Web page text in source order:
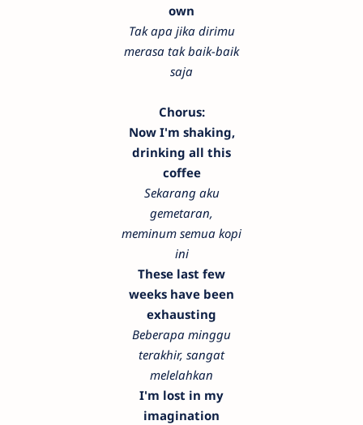
own
Tak apa jika dirimu
merasa tak baik-baik
saja
Chorus:
Now I'm shaking,
drinking all this
coffee
Sekarang aku
gemetaran,
meminum semua kopi
ini
These last few
weeks have been
exhausting
Beberapa minggu
terakhir, sangat
melelahkan
I'm lost in my
imagination